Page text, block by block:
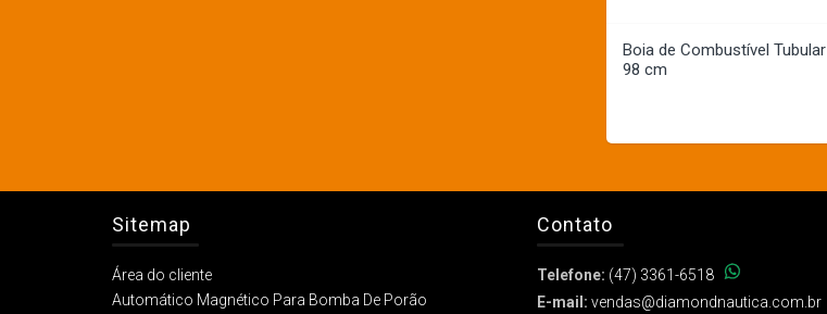
Boia de Combustível Tubular
98 cm
Sitemap
Área do cliente
Automático Magnético Para Bomba De Porão
Contato
Telefone: (47) 3361-6518
E-mail: vendas@diamondnautica.com.br